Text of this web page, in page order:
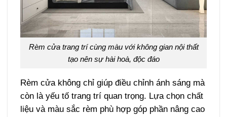
Rèm cửa trang trí cùng màu với không gian nội thất
tạo nên sự hài hoà, độc đáo
Rèm cửa không chỉ giúp điều chỉnh ánh sáng mà
còn là yếu tố trang trí quan trọng. Lựa chọn chất
liệu và màu sắc rèm phù hợp góp phần nâng cao